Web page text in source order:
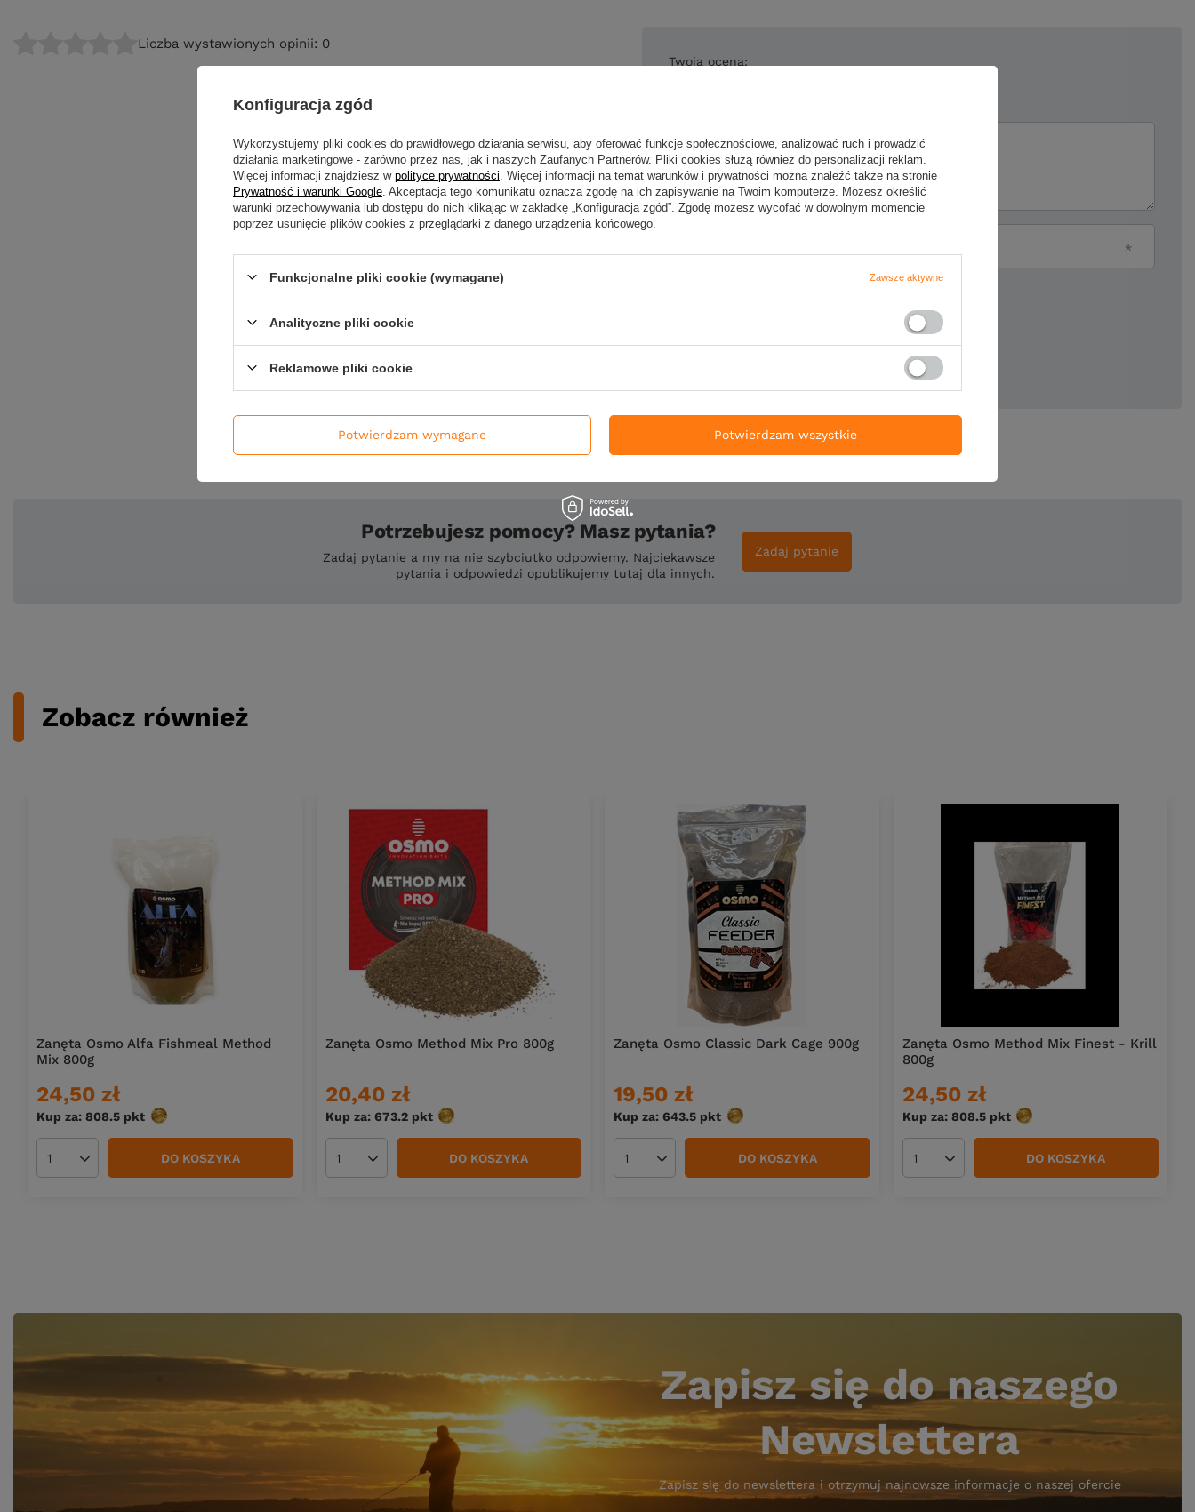
Liczba wystawionych opinii: 0
Twoja ocena:
Treść twojej opinii
Potrzebujesz pomocy? Masz pytania?
Zadaj pytanie a my na nie szybciutko odpowiemy. Najciekawsze
pytania i odpowiedzi opublikujemy tutaj dla innych.
Zadaj pytanie
Zobacz również
Zanęta Osmo Alfa Fishmeal Method
Mix 800g
24,50 zł
Kup za: 808.5 pkt punktów
Ilość produktów DO KOSZYKA
Zanęta Osmo Method Mix Pro 800g
20,40 zł
Kup za: 673.2 pktpunktów
Ilość produktów DO KOSZYKA
Zanęta Osmo Classic Dark Cage 900g
19,50 zł
Kup za: 643.5 pkt punktów
Ilość produktów DO KOSZYKA
Zanęta Osmo Method Mix Finest - Krill
800g
24,50 zł
Kup za: 808.5 pktpunktów
Ilość produktów DO KOSZYKA
Zapisz się do naszego
Newslettera
Zapisz się do newslettera i otrzymuj najnowsze informacje o naszej ofercie
Konfiguracja zgód
Wykorzystujemy pliki cookies do prawidłowego działania serwisu, aby oferować funkcje społecznościowe, analizować ruch i prowadzić
działania marketingowe - zarówno przez nas, jak i naszych Zaufanych Partnerów. Pliki cookies służą również do personalizacji reklam.
Więcej informacji znajdziesz w polityce prywatności . Więcej informacji na temat warunków i prywatności można znaleźć także na stronie
Prywatność i warunki Google . Akceptacja tego komunikatu oznacza zgodę na ich zapisywanie na Twoim komputerze. Możesz określić
warunki przechowywania lub dostępu do nich klikając w zakładkę „Konfiguracja zgód”. Zgodę możesz wycofać w dowolnym momencie
poprzez usunięcie plików cookies z przeglądarki z danego urządzenia końcowego.
Funkcjonalne pliki cookie (wymagane) Zawsze aktywne
Analityczne pliki cookie
Reklamowe pliki cookie
Potwierdzam wymagane Potwierdzam wszystkie